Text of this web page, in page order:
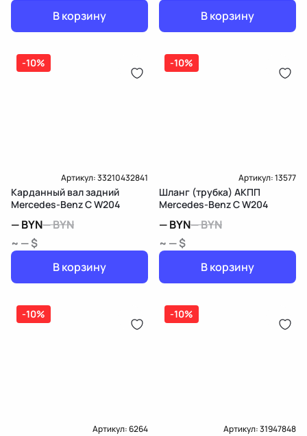
В корзину
В корзину
-10%
Артикул:33210432841
Карданный вал задний
Mercedes-Benz C W204
—BYN—BYN
~ — $
В корзину
-10%
Артикул:13577
Шланг (трубка) АКПП
Mercedes-Benz C W204
—BYN—BYN
~ — $
В корзину
-10%
Артикул:6264
-10%
Артикул:31947848